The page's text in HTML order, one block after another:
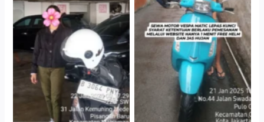
Cityplaza Jatinegara
Gedung Parkir P6A
Antar Jemput Kendaraan